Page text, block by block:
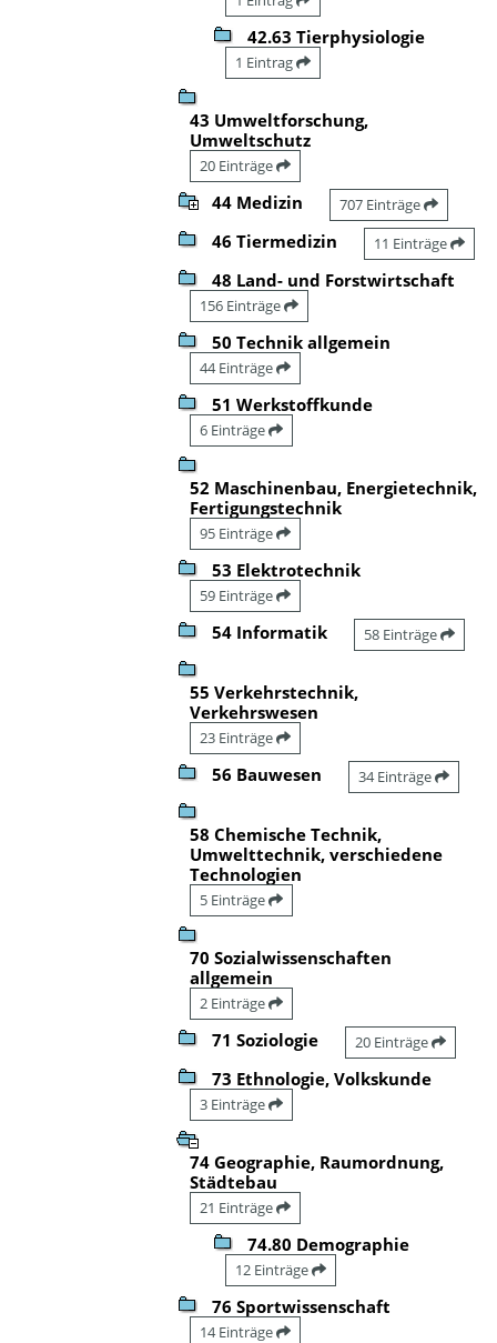
42.63 Tierphysiologie
1 Eintrag
43 Umweltforschung,
Umweltschutz
20 Einträge
44 Medizin 707 Einträge
46 Tiermedizin 11 Einträge
48 Land- und Forstwirtschaft
156 Einträge
50 Technik allgemein
44 Einträge
51 Werkstoffkunde
6 Einträge
52 Maschinenbau, Energietechnik,
Fertigungstechnik
95 Einträge
53 Elektrotechnik
59 Einträge
54 Informatik 58 Einträge
55 Verkehrstechnik,
Verkehrswesen
23 Einträge
56 Bauwesen 34 Einträge
58 Chemische Technik,
Umwelttechnik, verschiedene
Technologien
5 Einträge
70 Sozialwissenschaften
allgemein
2 Einträge
71 Soziologie 20 Einträge
73 Ethnologie, Volkskunde
3 Einträge
74 Geographie, Raumordnung,
Städtebau
21 Einträge
74.80 Demographie
12 Einträge
76 Sportwissenschaft
14 Einträge